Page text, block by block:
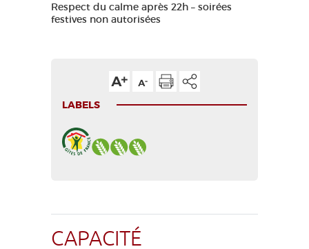
Respect du calme après 22h – soirées
festives non autorisées
LABELS
CAPACITÉ